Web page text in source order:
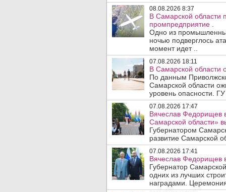
08.08.2026 8:37
В Самарской области
промпредприятие .
Одно из
ночью подверглось
момент идет ..
07.08.2026 18:11
В Самарской области
По данным
Самарской области
уровень опасности.
07.08.2026 17:47
Вячеслав Федорищев
Самарской области»
Губернатором
развитие Самарской
07.08.2026 17:41
Вячеслав Федорищев
Губернатор
одних из лучших
наградами.